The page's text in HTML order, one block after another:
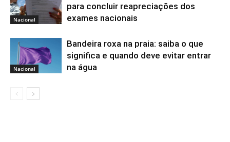
Nacional
para concluir reapreciações dos
exames nacionais
Nacional
Bandeira roxa na praia: saiba o que
significa e quando deve evitar entrar
na água